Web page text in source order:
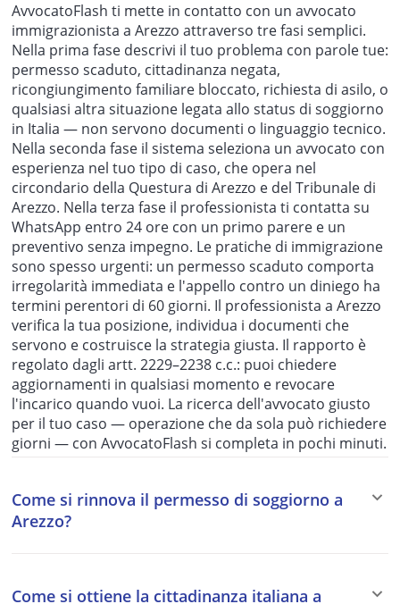
AvvocatoFlash ti mette in contatto con un avvocato
immigrazionista a Arezzo attraverso tre fasi semplici.
Nella prima fase descrivi il tuo problema con parole tue:
permesso scaduto, cittadinanza negata,
ricongiungimento familiare bloccato, richiesta di asilo, o
qualsiasi altra situazione legata allo status di soggiorno
in Italia — non servono documenti o linguaggio tecnico.
Nella seconda fase il sistema seleziona un avvocato con
esperienza nel tuo tipo di caso, che opera nel
circondario della Questura di Arezzo e del Tribunale di
Arezzo. Nella terza fase il professionista ti contatta su
WhatsApp entro 24 ore con un primo parere e un
preventivo senza impegno. Le pratiche di immigrazione
sono spesso urgenti: un permesso scaduto comporta
irregolarità immediata e l'appello contro un diniego ha
termini perentori di 60 giorni. Il professionista a Arezzo
verifica la tua posizione, individua i documenti che
servono e costruisce la strategia giusta. Il rapporto è
regolato dagli artt. 2229–2238 c.c.: puoi chiedere
aggiornamenti in qualsiasi momento e revocare
l'incarico quando vuoi. La ricerca dell'avvocato giusto
per il tuo caso — operazione che da sola può richiedere
giorni — con AvvocatoFlash si completa in pochi minuti.
Come si rinnova il permesso di soggiorno a
Arezzo?
per l'immigrazione competente. I termini per la
Come si ottiene la cittadinanza italiana a